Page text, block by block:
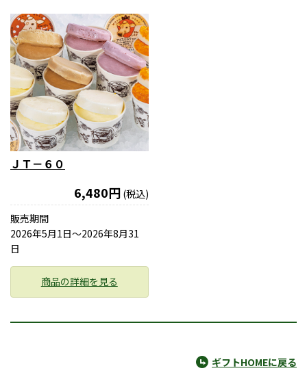
ＪＴ－６０
6,480円 (税込)
販売期間
2026年5月1日〜2026年8月31
日
商品の詳細を見る
ギフトHOMEに戻る